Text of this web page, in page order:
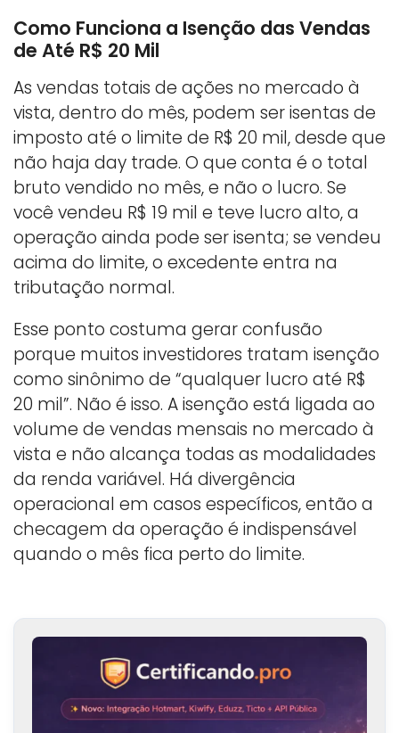
Como Funciona a Isenção das Vendas
de Até R$ 20 Mil
As vendas totais de ações no mercado à
vista, dentro do mês, podem ser isentas de
imposto até o limite de R$ 20 mil, desde que
não haja day trade. O que conta é o total
bruto vendido no mês, e não o lucro. Se
você vendeu R$ 19 mil e teve lucro alto, a
operação ainda pode ser isenta; se vendeu
acima do limite, o excedente entra na
tributação normal.
Esse ponto costuma gerar confusão
porque muitos investidores tratam isenção
como sinônimo de “qualquer lucro até R$
20 mil”. Não é isso. A isenção está ligada ao
volume de vendas mensais no mercado à
vista e não alcança todas as modalidades
da renda variável. Há divergência
operacional em casos específicos, então a
checagem da operação é indispensável
quando o mês fica perto do limite.